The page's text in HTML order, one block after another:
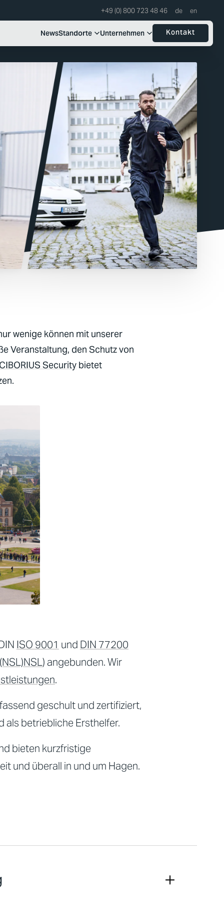
+49 (0) 800 723 48 46
NewsStandorte Unternehmen Kontakt
wenige können mit unserer
Veranstaltung, den Schutz von
Securitybietet
ISO 9001 und DIN 77200
NSL) angebunden. Wir
.
geschult und zertifiziert,
als betriebliche Ersthelfer.
bieten kurzfristige
und überall in und um Hagen.